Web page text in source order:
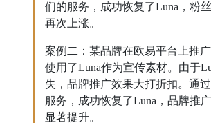
们的服务，成功恢复了Luna，粉
再次上涨。
案例二：某品牌在欧易平台上推广
使用了Luna作为宣传素材。由于
失，品牌推广效果大打折扣。通
服务，成功恢复了Luna，品牌推
显著提升。